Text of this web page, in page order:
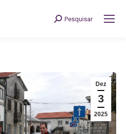
Search:
Pesquisar
Dez
3
2025